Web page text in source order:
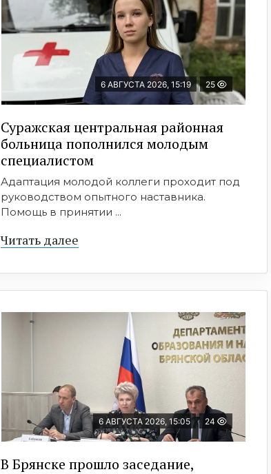
6 АВГУСТА 2026, 15:19 25
Суражская центральная районная
больница пополнился молодым
специалистом
Адаптация молодой коллеги проходит под
руководством опытного наставника.
Помощь в принятии ...
Читать далее
6 АВГУСТА 2026, 15:05 24
В Брянске прошло заседание,